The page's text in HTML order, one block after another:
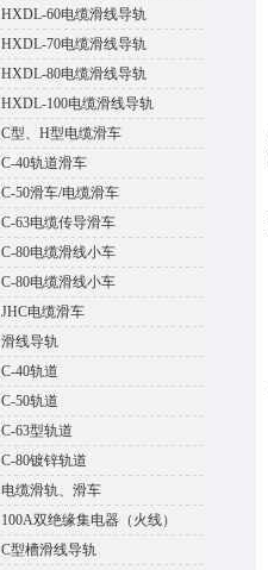
HXDL-60电缆滑线导轨
HXDL-70电缆滑线导轨
HXDL-80电缆滑线导轨
HXDL-100电缆滑线导轨
C型、H型电缆滑车
C-40轨道滑车
C-50滑车/电缆滑车
C-63电缆传导滑车
C-80电缆滑线小车
C-80电缆滑线小车
JHC电缆滑车
滑线导轨
C-40轨道
C-50轨道
C-63型轨道
C-80镀锌轨道
电缆滑轨、滑车
100A双绝缘集电器（火线）
C型槽滑线导轨